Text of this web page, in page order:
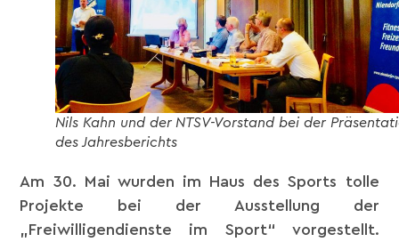
Nils Kahn und der NTSV-Vorstand bei der
des Jahresberichts
Am 30. Mai wurden im Haus des Sports tolle
Projekte bei der Ausstellung der
„Freiwilligendienste im Sport“ vorgestellt.